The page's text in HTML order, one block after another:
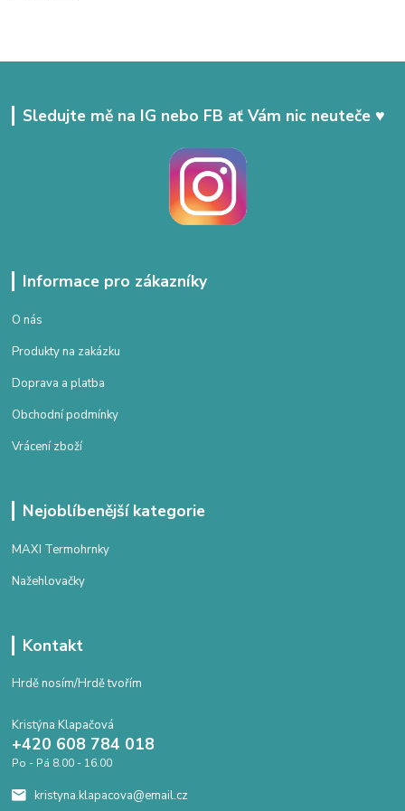
Sledujte mě na IG nebo FB ať Vám nic neuteče ♥
Informace pro zákazníky
O nás
Produkty na zakázku
Doprava a platba
Obchodní podmínky
Vrácení zboží
Nejoblíbenější kategorie
MAXI Termohrnky
Nažehlovačky
Kontakt
Hrdě nosím/Hrdě tvořím
Kristýna Klapačová
+420 608 784 018
Po - Pá 8.00 - 16.00
kristyna.klapacova@email.cz